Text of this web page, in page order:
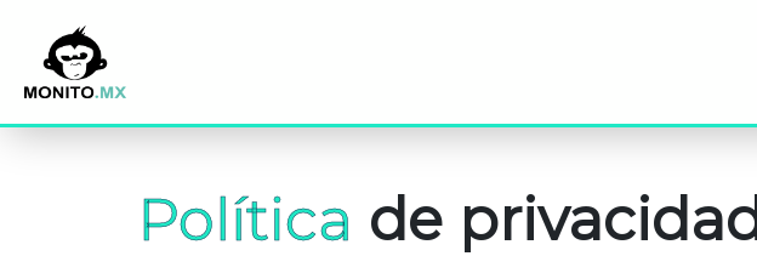
Política de privacidad